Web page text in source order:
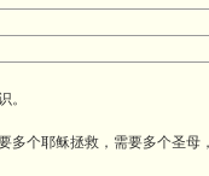
。
多个耶稣拯救，需要多个圣母